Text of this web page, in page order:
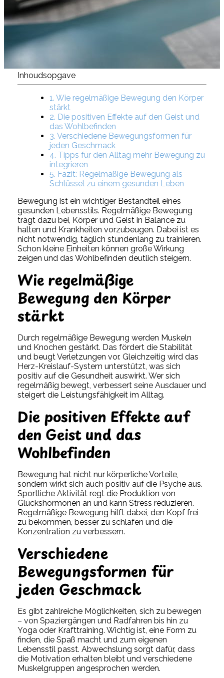
Inhoudsopgave
1. Wie regelmäßige Bewegung den Körper
stärkt
2. Die positiven Effekte auf den Geist und
das Wohlbefinden
3. Verschiedene Bewegungsformen für
jeden Geschmack
4. Tipps für den Alltag mehr Bewegung zu
integrieren
5. Fazit: Regelmäßige Bewegung als
Schlüssel zu einem gesunden Leben
Bewegung ist ein wichtiger Bestandteil eines
gesunden Lebensstils. Regelmäßige Bewegung
trägt dazu bei, Körper und Geist in Balance zu
halten und Krankheiten vorzubeugen. Dabei ist es
nicht notwendig, täglich stundenlang zu trainieren.
Schon kleine Einheiten können große Wirkung
zeigen und das Wohlbefinden deutlich steigern.
Wie regelmäßige
Bewegung den Körper
stärkt
Durch regelmäßige Bewegung werden Muskeln
und Knochen gestärkt. Das fördert die Stabilität
und beugt Verletzungen vor. Gleichzeitig wird das
Herz-Kreislauf-System unterstützt, was sich
positiv auf die Gesundheit auswirkt. Wer sich
regelmäßig bewegt, verbessert seine Ausdauer und
steigert die Leistungsfähigkeit im Alltag.
Die positiven Effekte auf
den Geist und das
Wohlbefinden
Bewegung hat nicht nur körperliche Vorteile,
sondern wirkt sich auch positiv auf die Psyche aus.
Sportliche Aktivität regt die Produktion von
Glückshormonen an und kann Stress reduzieren.
Regelmäßige Bewegung hilft dabei, den Kopf frei
zu bekommen, besser zu schlafen und die
Konzentration zu verbessern.
Verschiedene
Bewegungsformen für
jeden Geschmack
Es gibt zahlreiche Möglichkeiten, sich zu bewegen
– von Spaziergängen und Radfahren bis hin zu
Yoga oder Krafttraining. Wichtig ist, eine Form zu
finden, die Spaß macht und zum eigenen
Lebensstil passt. Abwechslung sorgt dafür, dass
die Motivation erhalten bleibt und verschiedene
Muskelgruppen angesprochen werden.